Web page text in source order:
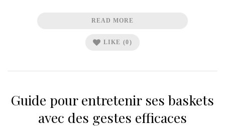
READ MORE
LIKE (0)
Guide pour entretenir ses baskets
avec des gestes efficaces